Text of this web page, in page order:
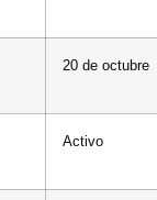
20 de octubre
Activo